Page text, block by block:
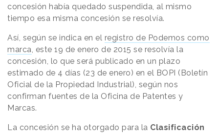
concesión había quedado suspendida, al mismo
tiempo esa misma concesión se resolvía.
Así, según se indica en el registro de Podemos como
marca , este 19 de enero de 2015 se resolvía la
concesión, lo que será publicado en un plazo
estimado de 4 días (23 de enero) en el BOPI (Boletín
Oficial de la Propiedad Industrial), según nos
confirman fuentes de la Oficina de Patentes y
Marcas.
La concesión se ha otorgado para la Clasificación